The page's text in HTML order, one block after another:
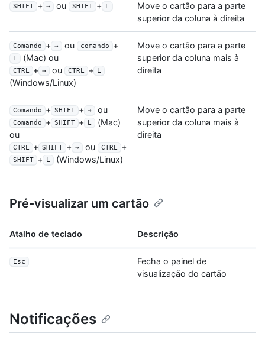
SHIFT + → ou SHIFT + L
Move o cartão para a parte
superior da coluna à direita
Comando + → ou comando +
L (Mac) ou
CTRL + → ou CTRL + L
(Windows/Linux)
Move o cartão para a parte
superior da coluna mais à
direita
Comando + SHIFT + → ou
Comando + SHIFT + L
(Mac)
ou
CTRL + SHIFT + → ou CTRL +
SHIFT + L (Windows/Linux)
Move o cartão para a parte
superior da coluna mais à
direita
Pré-visualizar um cartão
Atalho de teclado Descrição
Esc
Fecha o painel de
visualização do cartão
Notificações